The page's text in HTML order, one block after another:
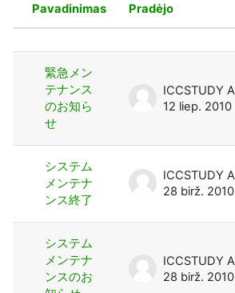
Būsena
Pavadinimas Pradėjo
緊急メン
テナンス
のお知ら
せ
12 liep. 2010
システム
メンテナ
ンス終了
28 birž. 2010
システム
メンテナ
ンスのお
28 birž. 2010